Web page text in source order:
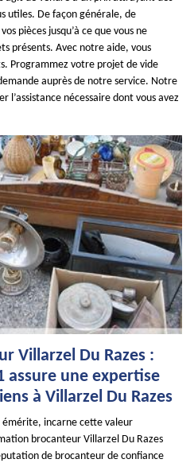
utiles. De façon générale, de
pièces jusqu’à ce que vous ne
présents. Avec notre aide, vous
Programmez votre projet de vide
auprès de notre service. Notre
l’assistance nécessaire dont vous avez
Villarzel Du Razes :
assure une expertise
à Villarzel Du Razes
incarne cette valeur
brocanteur Villarzel Du Razes
de brocanteur de confiance